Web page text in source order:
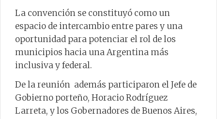
La convención se constituyó como un
espacio de intercambio entre pares y una
oportunidad para potenciar el rol de los
municipios hacia una Argentina más
inclusiva y federal.
De la reunión además participaron el Jefe de
Gobierno porteño, Horacio Rodríguez
Larreta, y los Gobernadores de Buenos Aires,